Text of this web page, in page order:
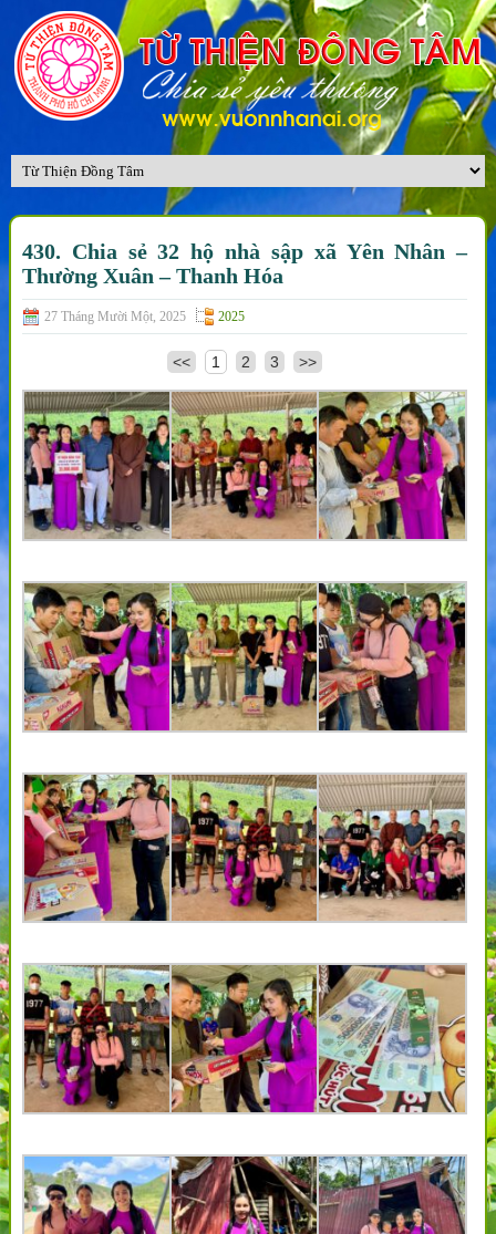
430. Chia sẻ 32 hộ nhà sập xã Yên Nhân –
Thường Xuân – Thanh Hóa
27 Tháng Mười Một, 2025 2025
<< 1 2 3 >>